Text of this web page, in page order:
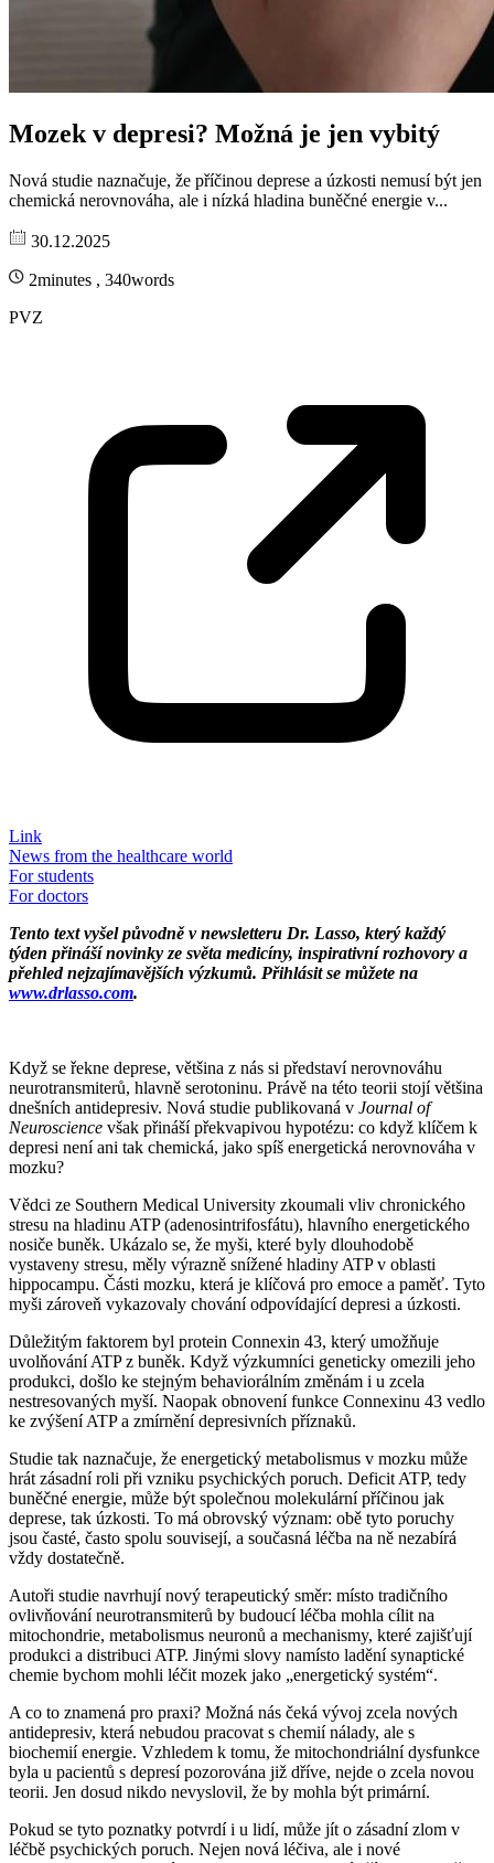
Mozek v depresi? Možná je jen vybitý
Nová studie naznačuje, že příčinou deprese a úzkosti nemusí být jen
chemická nerovnováha, ale i nízká hladina buněčné energie v...
30.12.2025
2minutes , 340words
PVZ
Link
News from the healthcare world
For students
For doctors
Tento text vyšel původně v newsletteru Dr. Lasso, který každý
týden přináší novinky ze světa medicíny, inspirativní rozhovory a
přehled nejzajímavějších výzkumů. Přihlásit se můžete na
www.drlasso.com.
Když se řekne deprese, většina z nás si představí nerovnováhu
neurotransmiterů, hlavně serotoninu. Právě na této teorii stojí většina
dnešních antidepresiv. Nová studie publikovaná v Journal of
Neuroscience však přináší překvapivou hypotézu: co když klíčem k
depresi není ani tak chemická, jako spíš energetická nerovnováha v
mozku?
Vědci ze Southern Medical University zkoumali vliv chronického
stresu na hladinu ATP (adenosintrifosfátu), hlavního energetického
nosiče buněk. Ukázalo se, že myši, které byly dlouhodobě
vystaveny stresu, měly výrazně snížené hladiny ATP v oblasti
hippocampu. Části mozku, která je klíčová pro emoce a paměť. Tyto
myši zároveň vykazovaly chování odpovídající depresi a úzkosti.
Důležitým faktorem byl protein Connexin 43, který umožňuje
uvolňování ATP z buněk. Když výzkumníci geneticky omezili jeho
produkci, došlo ke stejným behaviorálním změnám i u zcela
nestresovaných myší. Naopak obnovení funkce Connexinu 43 vedlo
ke zvýšení ATP a zmírnění depresivních příznaků.
Studie tak naznačuje, že energetický metabolismus v mozku může
hrát zásadní roli při vzniku psychických poruch. Deficit ATP, tedy
buněčné energie, může být společnou molekulární příčinou jak
deprese, tak úzkosti. To má obrovský význam: obě tyto poruchy
jsou časté, často spolu souvisejí, a současná léčba na ně nezabírá
vždy dostatečně.
Autoři studie navrhují nový terapeutický směr: místo tradičního
ovlivňování neurotransmiterů by budoucí léčba mohla cílit na
mitochondrie, metabolismus neuronů a mechanismy, které zajišťují
produkci a distribuci ATP. Jinými slovy namísto ladění synaptické
chemie bychom mohli léčit mozek jako „energetický systém“.
A co to znamená pro praxi? Možná nás čeká vývoj zcela nových
antidepresiv, která nebudou pracovat s chemií nálady, ale s
biochemií energie. Vzhledem k tomu, že mitochondriální dysfunkce
byla u pacientů s depresí pozorována již dříve, nejde o zcela novou
teorii. Jen dosud nikdo nevyslovil, že by mohla být primární.
Pokud se tyto poznatky potvrdí i u lidí, může jít o zásadní zlom v
léčbě psychických poruch. Nejen nová léčiva, ale i nové